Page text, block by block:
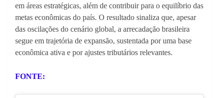
em áreas estratégicas, além de contribuir para o equilíbrio das
metas econômicas do país. O resultado sinaliza que, apesar
das oscilações do cenário global, a arrecadação brasileira
segue em trajetória de expansão, sustentada por uma base
econômica ativa e por ajustes tributários relevantes.
FONTE: